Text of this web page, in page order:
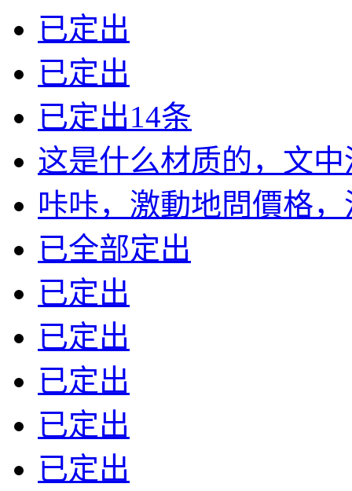
已定出
已定出
已定出14条
这是什么材质的，文中
咔咔，激動地問價格，
已全部定出
已定出
已定出
已定出
已定出
已定出